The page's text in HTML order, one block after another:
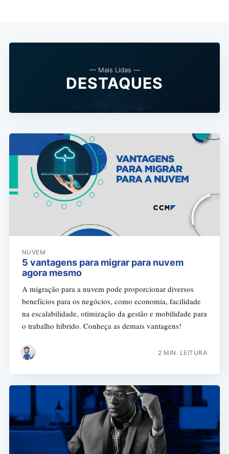
— Mais Lidas —
DESTAQUES
NUVEM
5 vantagens para migrar para nuvem
agora mesmo
A migração para a nuvem pode proporcionar diversos
benefícios para os negócios, como economia, facilidade
na escalabilidade, otimização da gestão e mobilidade para
o trabalho híbrido. Conheça as demais vantagens!
2 MIN. LEITURA